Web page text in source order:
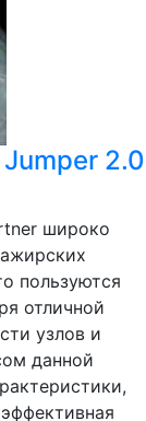
2.0
широко
пользуются
отличной
узлов и
данной